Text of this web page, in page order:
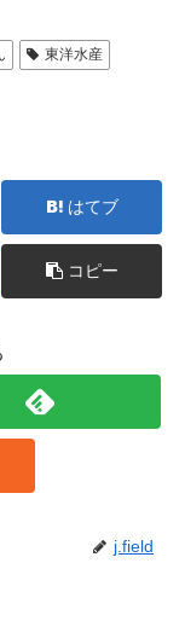
東洋水産
はてブ
コピー
j.field